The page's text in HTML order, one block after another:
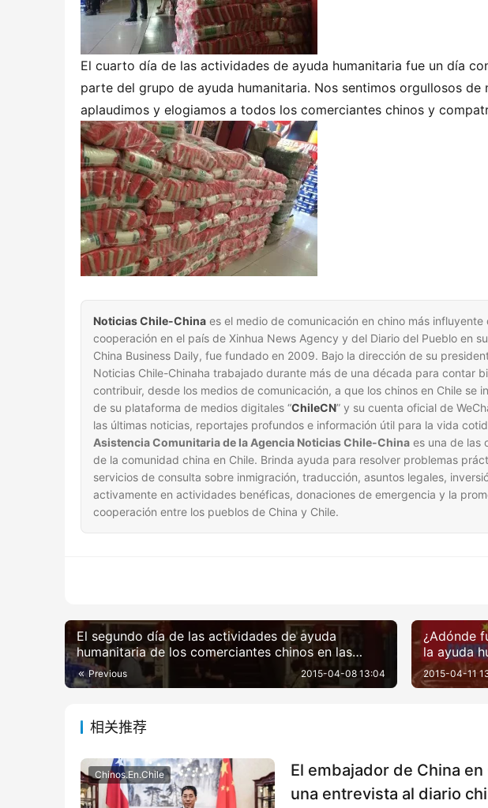
El cuarto día de las actividades de ayuda humanitaria fue un día
parte del grupo de ayuda humanitaria. Nos sentimos orgullosos de
aplaudimos y elogiamos a todos los comerciantes chinos y
Noticias Chile-China es el medio de comunicación en chino más
cooperación en el país de Xinhua News Agency y del Diario del Pueblo en
China Business Daily, fue fundado en 2009. Bajo la dirección de su
Noticias Chile-Chinaha trabajado durante más de una década para contar
contribuir, desde los medios de comunicación, a que los chinos en Chile se
de su plataforma de medios digitales “ChileCN” y su cuenta oficial de
las últimas noticias, reportajes profundos e información útil para la vida
Asistencia Comunitaria de la Agencia Noticias Chile-China es una de las
de la comunidad china en Chile. Brinda ayuda para resolver problemas
servicios de consulta sobre inmigración, traducción, asuntos legales,
activamente en actividades benéficas, donaciones de emergencia y la
cooperación entre los pueblos de China y Chile.
El segundo día de las actividades de ayuda
humanitaria de los comerciantes chinos en las
terribles inundaciones más graves de la historia de
Chile.
Previous 2015-04-08 13:04
¿Adónde
la ayuda
en el
chinos
2015-04-11
相关推荐
Chinos.En.Chile
El embajador de China
una entrevista al diario